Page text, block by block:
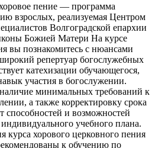
пение — программа
взрослых, реализуемая Центром
Волгоградской епархии
Божией Матери На курсе
вы познакомитесь с нюансами
репертуар богослужебных
катехизации обучающегося,
участия в богослужении.
минимальных требований к
а также корректировку срока
способностей и возможностей
учебного плана.
курса хорового церковного пения
к обучению по